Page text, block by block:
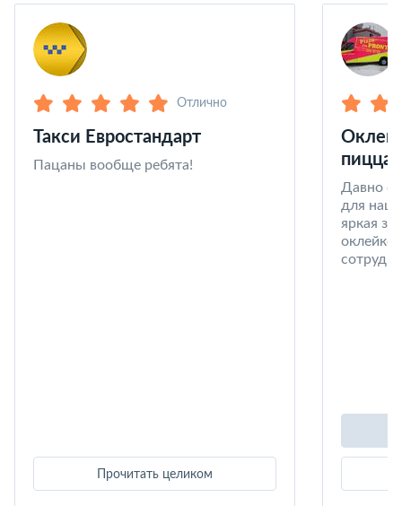
Отлично
Такси Евростандарт
Пацаны вообще ребята!
Прочитать целиком
пицца
Давно
для
яркая
оклейке